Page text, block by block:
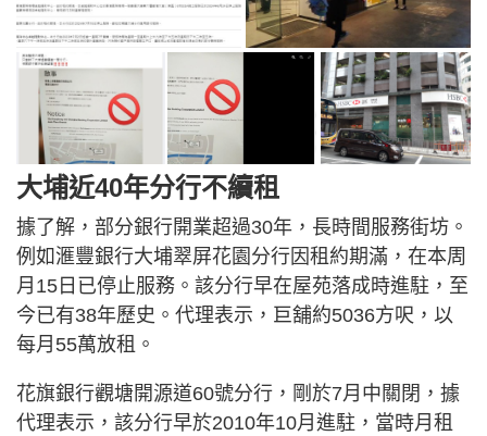
大埔近40年分行不續租
據了解，部分銀行開業超過30年，長時間服務街坊。
例如滙豐銀行大埔翠屏花園分行因租約期滿，在本周
月15日已停止服務。該分行早在屋苑落成時進駐，至
今已有38年歷史。代理表示，巨舖約5036方呎，以
每月55萬放租。
花旗銀行觀塘開源道60號分行，剛於7月中關閉，據
代理表示，該分行早於2010年10月進駐，當時月租